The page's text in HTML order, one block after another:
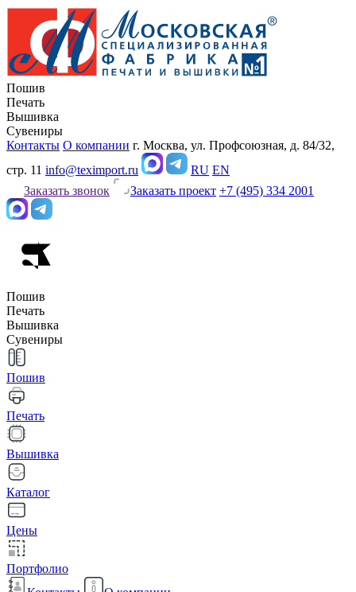
Пошив
Печать
Вышивка
Сувениры
Контакты О компании г. Москва, ул. Профсоюзная, д. 84/32,
стр. 11 info@teximport.ru RU EN
Заказать звонок
Заказать проект +7 (495) 334 2001
Пошив
Печать
Вышивка
Сувениры
Пошив
Печать
Вышивка
Каталог
Цены
Портфолио